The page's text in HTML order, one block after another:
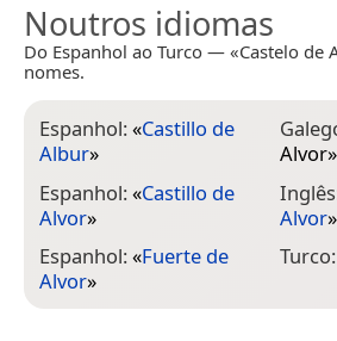
Noutros idiomas
Do Espanhol ao Turco — «Castelo de
nomes.
Espanhol:«Castillo de
Albur»
Espanhol:«Castillo de
Alvor»
Espanhol:«Fuerte de
Alvor»
Alvor»
Alvor»
Turco: